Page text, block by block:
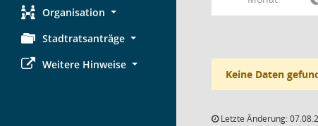
Organisation
Stadtratsanträge
Weitere Hinweise
Keine Daten
Letzte Änderung: